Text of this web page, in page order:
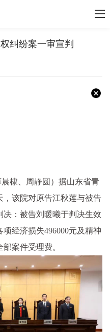
纠纷案一审宣判
棣、周静圆）据山东省青
，该院对原告江秋莲与被告
：被告刘暖曦于判决生效
经济损失496000元及精神
案件受理费。